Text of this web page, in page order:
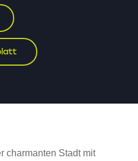
charmanten Stadt mit